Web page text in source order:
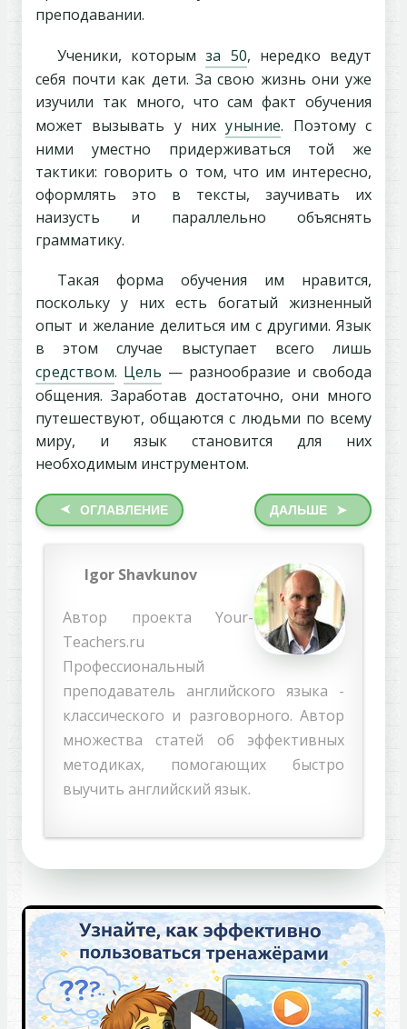
преподавании.
Ученики, которым за 50, нередко ведут
себя почти как дети. За свою жизнь они уже
изучили так много, что сам факт обучения
может вызывать у нихуныние. Поэтому с
ними уместно придерживаться той же
тактики: говорить о том, что им интересно,
оформлять это в тексты, заучивать их
наизусть и параллельно объяснять
грамматику.
Такая форма обучения им нравится,
поскольку у них есть богатый жизненный
опыт и желание делиться им с другими. Язык
в этом случае выступает всего лишь
средством. Цель — разнообразие и свобода
общения. Заработав достаточно, они много
путешествуют, общаются с людьми по всему
миру, и язык становится для них
необходимым инструментом.
➤ ОГЛАВЛЕНИЕ ДАЛЬШЕ ➤
Igor Shavkunov
Автор проекта Your-
Teachers.ru
Профессиональный
преподаватель английского языка -
классического и разговорного. Автор
множества статей об эффективных
методиках, помогающих быстро
выучить английский язык.